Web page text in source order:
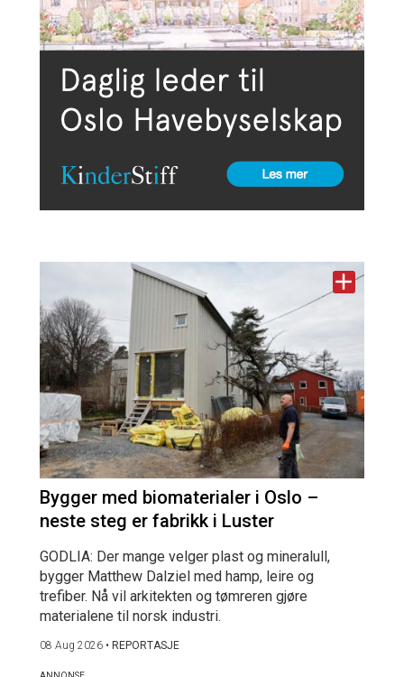
Bygger med biomaterialer i Oslo –
neste steg er fabrikk i Luster
GODLIA: Der mange velger plast og mineralull,
bygger Matthew Dalziel med hamp, leire og
trefiber. Nå vil arkitekten og tømreren gjøre
materialene til norsk industri.
08 Aug 2026 • REPORTASJE